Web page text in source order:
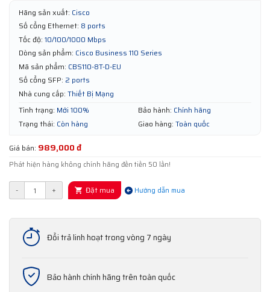
Hãng sản xuất: Cisco
Số cổng Ethernet: 8 ports
Tốc độ: 10/100/1000 Mbps
Dòng sản phẩm: Cisco Business 110 Series
Mã sản phẩm: CBS110-8T-D-EU
Số cổng SFP: 2 ports
Nhà cung cấp: Thiết Bị Mạng
Tình trạng: Mới 100% Bảo hành: Chính hãng
Trạng thái: Còn hàng Giao hàng: Toàn quốc
Giá bán: 989,000 đ
Phát hiện hàng không chính hãng đền tiền 50 lần!
- + Đặt mua Hướng dẫn mua
Đổi trả linh hoạt trong vòng 7 ngày
Bảo hành chính hãng trên toàn quốc